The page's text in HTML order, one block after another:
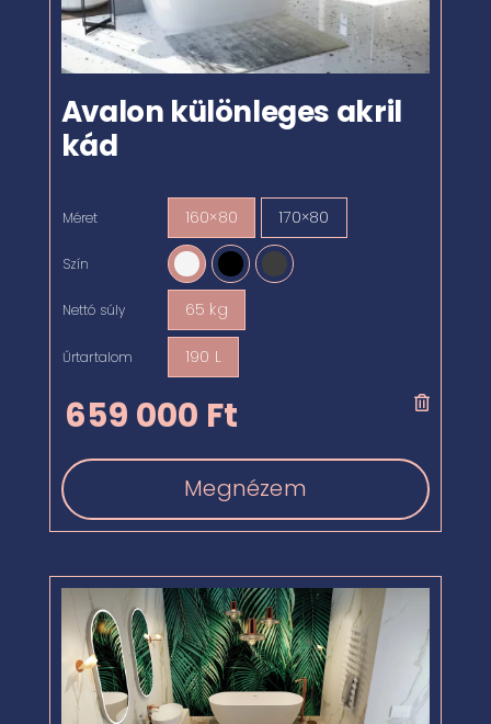
Avalon különleges akril
kád
Méret 160×80 170×80
Szín
Nettó súly 65 kg
Űrtartalom 190 L
659 000 Ft
Megnézem